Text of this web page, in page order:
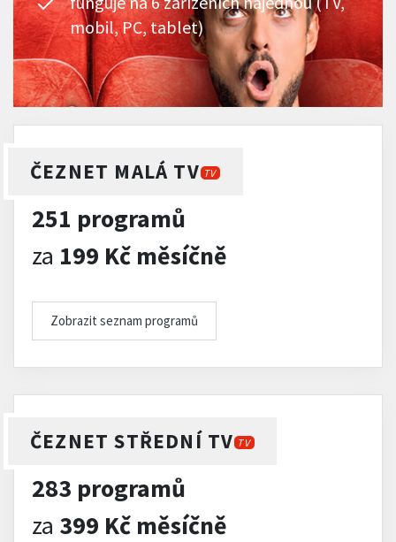
mobil, PC, tablet)
ČEZNET MALÁ TV TV
251 programů
za 199 Kč měsíčně
Zobrazit seznam programů
ČEZNET STŘEDNÍ TV TV
283 programů
za 399 Kč měsíčně